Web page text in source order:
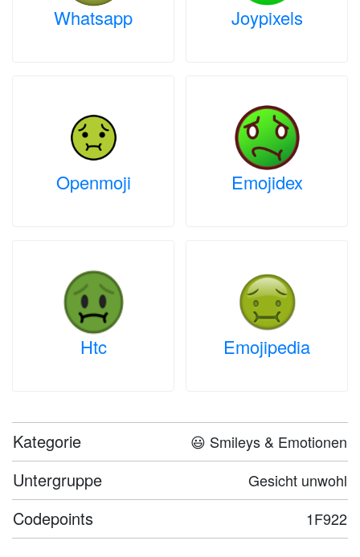
Whatsapp Joypixels
Openmoji Emojidex
Htc Emojipedia
Kategorie 😃 Smileys & Emotionen
Untergruppe Gesicht unwohl
Codepoints 1F922